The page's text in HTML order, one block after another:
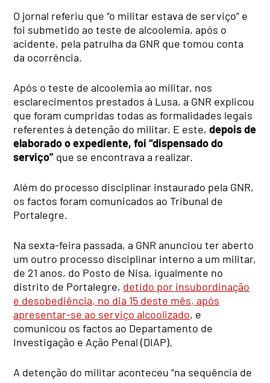
O jornal referiu que “o militar estava de serviço” e
foi submetido ao teste de alcoolemia, após o
acidente, pela patrulha da GNR que tomou conta
da ocorrência.
Após o teste de alcoolemia ao militar, nos
esclarecimentos prestados à Lusa, a GNR explicou
que foram cumpridas todas as formalidades legais
referentes à detenção do militar. E este,depois de
elaborado o expediente, foi “dispensado do
serviço” que se encontrava a realizar.
Além do processo disciplinar instaurado pela GNR,
os factos foram comunicados ao Tribunal de
Portalegre.
Na sexta-feira passada, a GNR anunciou ter aberto
um outro processo disciplinar interno a um militar,
de 21 anos, do Posto de Nisa, igualmente no
distrito de Portalegre, detido por insubordinação
e desobediência, no dia 15 deste mês, após
apresentar-se ao serviço alcoolizado, e
comunicou os factos ao Departamento de
Investigação e Ação Penal (DIAP).
A detenção do militar aconteceu “na sequência de